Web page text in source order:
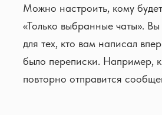
Можно настроить, кому
«Только выбранные чаты».
для тех, кто вам написал
было переписки. Например,
повторно отправится